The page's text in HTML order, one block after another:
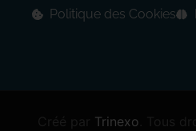
Politique des Cookies
Trinexo